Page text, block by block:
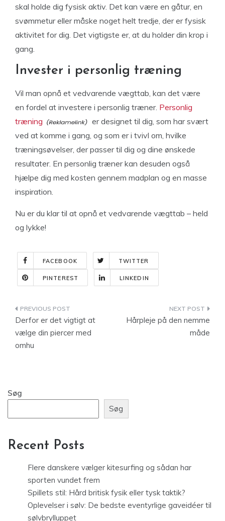
skal holde dig fysisk aktiv. Det kan være en gåtur, en
svømmetur eller måske noget helt tredje, der er fysisk
aktivitet for dig. Det vigtigste er, at du holder din krop i
gang.
Invester i personlig træning
Vil man opnå et vedvarende vægttab, kan det være
en fordel at investere i personlig træner. Personlig
træning
er designet til dig, som har svært
ved at komme i gang, og som er i tvivl om, hvilke
træningsøvelser, der passer til dig og dine ønskede
resultater. En personlig træner kan desuden også
hjælpe dig med kosten gennem madplan og en masse
inspiration.
Nu er du klar til at opnå et vedvarende vægttab – held
og lykke!
FACEBOOK TWITTER
PINTEREST LINKEDIN
Indlægsnavigation
Derfor er det vigtigt at
vælge din piercer med
omhu
Hårpleje på den nemme
måde
Søg
Søg
Recent Posts
Flere danskere vælger kitesurfing og sådan har
sporten vundet frem
Spillets stil: Hård britisk fysik eller tysk taktik?
Oplevelser i sølv: De bedste eventyrlige gaveidéer til
sølvbrylluppet